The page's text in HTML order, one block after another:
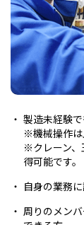
製造未経験で
※機械操作は
※クレーン、
得可能です。
自身の業務
周りのメン